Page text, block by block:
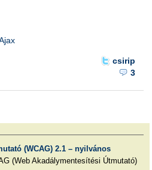
csirip
3
(WCAG) 2.1 – nyilvános
(Web Akadálymentesítési Útmutató)